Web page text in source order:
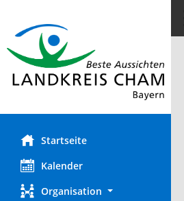
Startseite
Kalender
Organisation